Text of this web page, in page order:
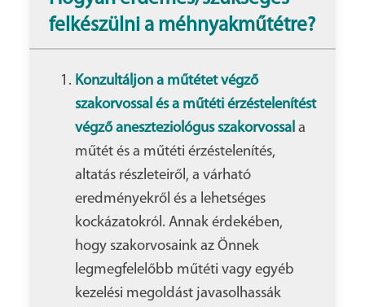
felkészülni a méhnyakműtétre?
Konzultáljon a műtétet végző
szakorvossal és a műtéti érzéstelenítést
végző aneszteziológus szakorvossal a
műtét és a műtéti érzéstelenítés,
altatás részleteiről, a várható
eredményekről és a lehetséges
kockázatokról. Annak érdekében,
hogy szakorvosaink az Önnek
legmegfelelőbb műtéti vagy egyéb
kezelési megoldást javasolhassák